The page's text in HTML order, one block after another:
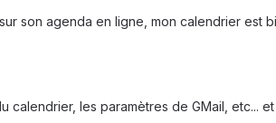
son agenda en ligne, mon calendrier est
les paramètres de GMail, etc...